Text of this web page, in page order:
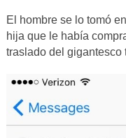
El hombre se lo tomó
hija que le había
traslado del gigantesco